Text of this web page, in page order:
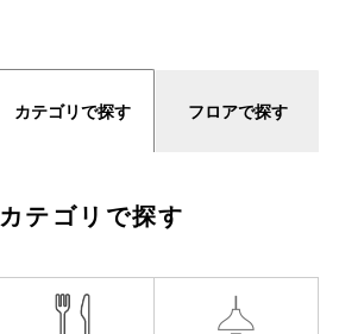
カテゴリで探す
カテゴリで探す
フロアで探す